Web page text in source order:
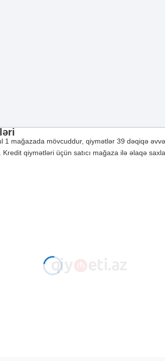
1 mağazada mövcuddur, qiymətlər 39 dəqiqə
qiymətləri üçün satıcı mağaza ilə əlaqə